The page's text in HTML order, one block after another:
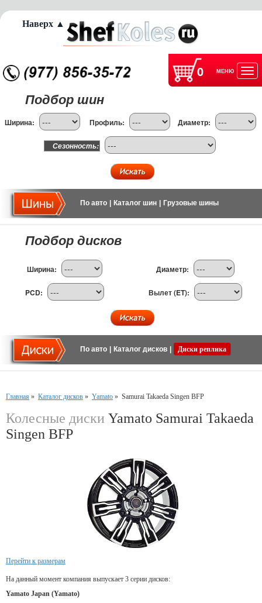
0 МЕНЮ
Подбор шин
Ширина: Профиль: Диаметр:
Сезонность:
По авто Каталог шин Грузовые шины
Подбор дисков
Ширина: Диаметр:
PCD: Вылет (ET):
По авто Каталог дисков Диски реплика
Главная » Каталог дисков » Yamato » Samurai Takaeda Singen BFP
Колесные диски Yamato Samurai Takaeda
Singen BFP
Перейти к размерам
На данный момент компания выпускает 3 серии дисков:
Yamato Japan (Yamato)
Наверх ▲